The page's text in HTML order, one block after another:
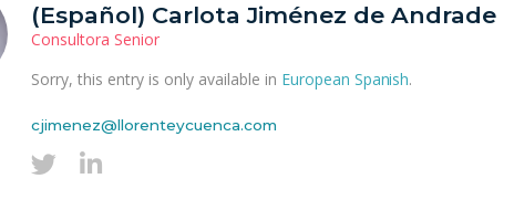
(Español) Carlota Jiménez de Andrade
Consultora Senior
Sorry, this entry is only available in European Spanish.
cjimenez@llorenteycuenca.com